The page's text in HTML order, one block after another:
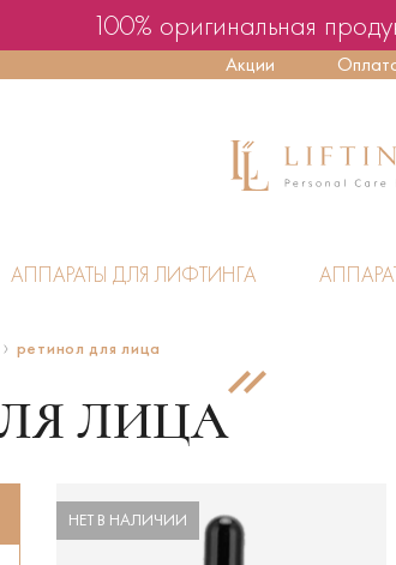
100% оригинальная
Акции
АППАРАТЫ ДЛЯ ЛИФТИНГА
ретинол для лица
ЛИЦА
НЕТ В НАЛИЧИИ